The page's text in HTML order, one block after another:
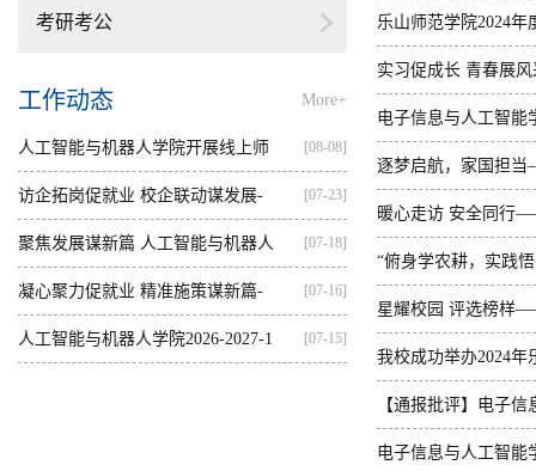
考研考公
工作动态 More+
人工智能与机器人学院开展线上师
资培训
[08-08]
访企拓岗促就业 校企联动谋发展-
—...
[07-23]
聚焦发展谋新篇 人工智能与机器人
学...
[07-18]
凝心聚力促就业 精准施策谋新篇-
人...
[07-16]
人工智能与机器人学院2026-2027-1 [07-15]
情况通报
乐山师范学院2024年
办公培...
实习促成长 青春展
电子信息与人工智能
逐梦启航，家国担
员会
暖心走访 安全同行
“俯身学农耕，实践
星耀校园 评选榜样
我校成功举办2024年
【通报批评】电子
情况通报
电子信息与人工智能